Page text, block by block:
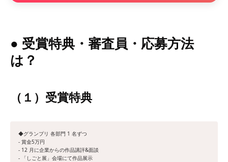
● 受賞特典・審査員・応募方法
は？
（１）受賞特典
◆グランプリ 各部門 1 名ずつ
- 賞金5万円
- 12 月に企業からの作品講評&面談
- 「しごと展」会場にて作品展示